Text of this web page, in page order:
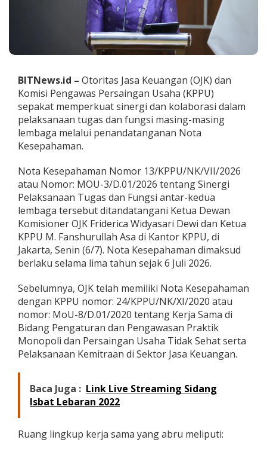
t
S
i
n
e
r
g
a
n
K
o
o
r
d
i
n
a
i
d
a
l
a
m
P
a
k
s
a
BITNews.id – Otoritas Jasa Keuangan (OJK) dan
Komisi Pengawas Persaingan Usaha (KPPU)
sepakat memperkuat sinergi dan kolaborasi dalam
pelaksanaan tugas dan fungsi masing-masing
lembaga melalui penandatanganan Nota
Kesepahaman.
Nota Kesepahaman Nomor 13/KPPU/NK/VII/2026
atau Nomor: MOU-3/D.01/2026 tentang Sinergi
Pelaksanaan Tugas dan Fungsi antar-kedua
lembaga tersebut ditandatangani Ketua Dewan
Komisioner OJK Friderica Widyasari Dewi dan Ketua
KPPU M. Fanshurullah Asa di Kantor KPPU, di
Jakarta, Senin (6/7). Nota Kesepahaman dimaksud
berlaku selama lima tahun sejak 6 Juli 2026.
Sebelumnya, OJK telah memiliki Nota Kesepahaman
dengan KPPU nomor: 24/KPPU/NK/XI/2020 atau
nomor: MoU-8/D.01/2020 tentang Kerja Sama di
Bidang Pengaturan dan Pengawasan Praktik
Monopoli dan Persaingan Usaha Tidak Sehat serta
Pelaksanaan Kemitraan di Sektor Jasa Keuangan.
Baca Juga : Link Live Streaming Sidang
Isbat Lebaran 2022
Ruang lingkup kerja sama yang abru meliputi: